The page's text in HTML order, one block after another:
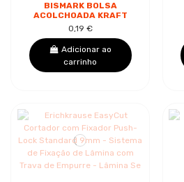
BISMARK BOLSA
ACOLCHOADA KRAFT
Nº12 120X215MM -
REVESTIMENTO
INTERNO DE FOLHAS
DE BOLHA...
0,19 €
Adicionar ao
carrinho